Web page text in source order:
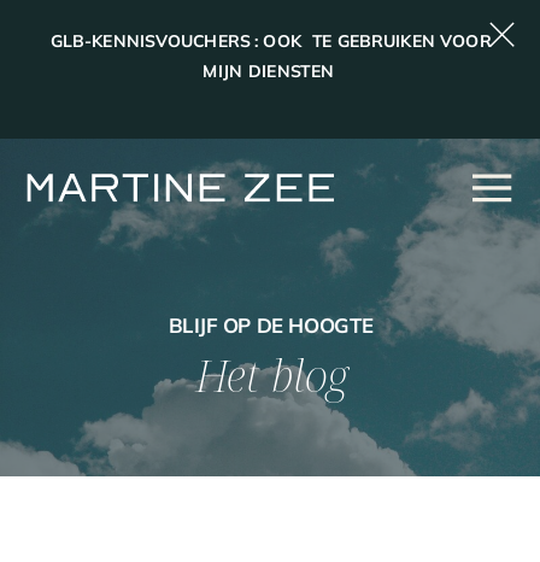
GLB-KENNISVOUCHERS : OOK TE GEBRUIKEN VOOR
MIJN DIENSTEN
BLIJF OP DE HOOGTE
Het blog